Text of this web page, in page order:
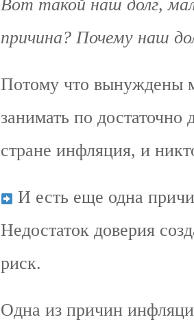
Вот такой наш долг,
причина? Почему наш
Потому что вынуждены
занимать по
стране инфляция, и
И есть еще одна
Недостаток доверия
риск.
Одна из причин